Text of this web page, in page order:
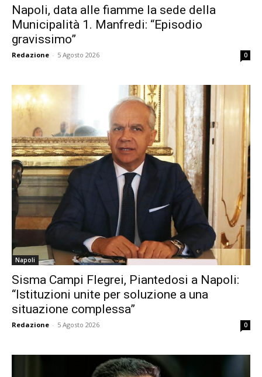
Napoli, data alle fiamme la sede della
Municipalità 1. Manfredi: “Episodio
gravissimo”
Redazione - 5 Agosto 2026 0
Napoli
Sisma Campi Flegrei, Piantedosi a Napoli:
“Istituzioni unite per soluzione a una
situazione complessa”
Redazione - 5 Agosto 2026 0